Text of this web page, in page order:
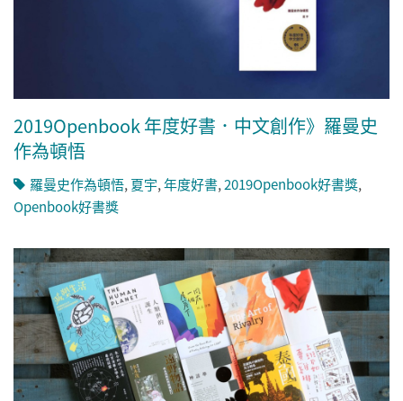
2019Openbook 年度好書．中文創作》羅曼史
作為頓悟
羅曼史作為頓悟,夏宇,年度好書,2019Openbook好書獎,
Openbook好書獎